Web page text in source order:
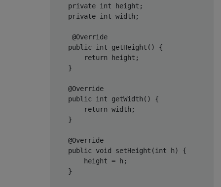
private int height;
private int width;
@Override
public
int getHeight ()
{
return height;
    }
@Override
public
int getWidth ()
{
return width;
    }
@Override
public
void setHeight (int h)
{
        height = h;
    }